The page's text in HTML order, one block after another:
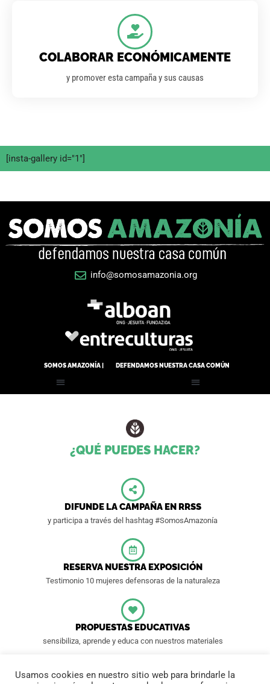
COLABORAR ECONÓMICAMENTE
y promover esta campaña y sus causas
[insta-gallery id="1"]
info@somosamazonia.org
SOMOS AMAZONÍA | DEFENDAMOS NUESTRA CASA COMÚN
¿QUÉ PUEDES HACER?
DIFUNDE LA CAMPAÑA EN RRSS
y participa a través del hashtag #SomosAmazonía
RESERVA NUESTRA EXPOSICIÓN
Testimonio 10 mujeres defensoras de la naturaleza
PROPUESTAS EDUCATIVAS
sensibiliza, aprende y educa con nuestros materiales
Usamos cookies en nuestro sitio web para brindarle la